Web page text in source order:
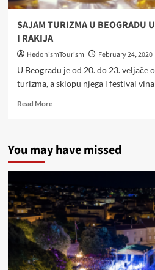
SAJAM TURIZMA U BEOGRADU
I RAKIJA
HedonismTourism February 24, 2020
U Beogradu je od 20. do 23. veljače
turizma, a sklopu njega i festival
Read MoreRead
TURIZMA
BEOGRADU
ZNAKU
ODLIČNIH
VINA
I
RAKIJA
You may have missed